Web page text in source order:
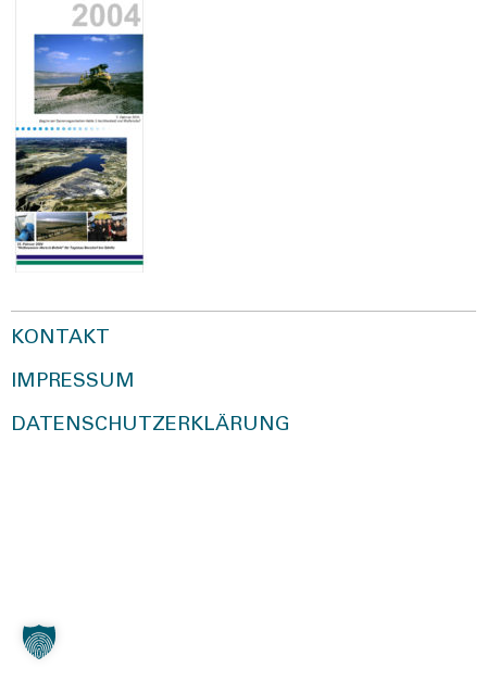
KONTAKT
IMPRESSUM
DATENSCHUTZERKLÄRUNG